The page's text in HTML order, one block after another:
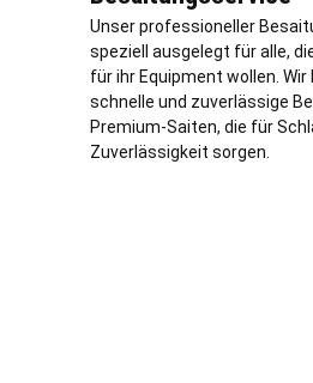
Unser professioneller
speziell ausgelegt für alle,
für ihr Equipment wollen. Wir
schnelle und zuverlässige
Premium-Saiten, die für
Zuverlässigkeit sorgen.